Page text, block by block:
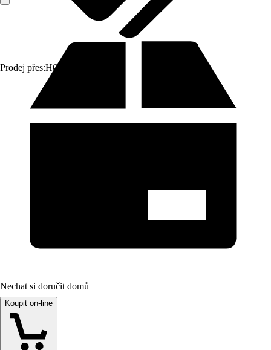
Prodej přes:HORNBACH
Nechat si doručit domů
Koupit on-line